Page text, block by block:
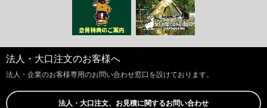
法人・大口注文のお客様へ
法人・企業のお客様専用のお問い合わせ窓口を設けております。
法人・大口注文、お見積に関するお問い合わせ